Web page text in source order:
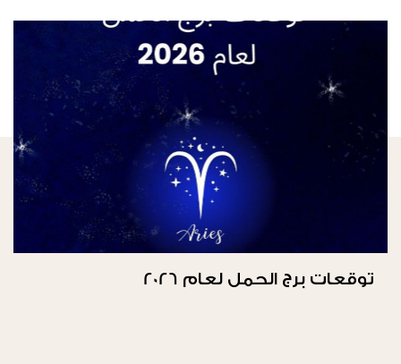
توقعات برج الحمل لعام 2026